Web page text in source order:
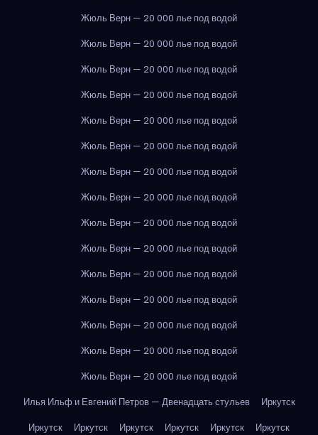
Жюль Верн — 20 000 лье под водой
Жюль Верн — 20 000 лье под водой
Жюль Верн — 20 000 лье под водой
Жюль Верн — 20 000 лье под водой
Жюль Верн — 20 000 лье под водой
Жюль Верн — 20 000 лье под водой
Жюль Верн — 20 000 лье под водой
Жюль Верн — 20 000 лье под водой
Жюль Верн — 20 000 лье под водой
Жюль Верн — 20 000 лье под водой
Жюль Верн — 20 000 лье под водой
Жюль Верн — 20 000 лье под водой
Жюль Верн — 20 000 лье под водой
Жюль Верн — 20 000 лье под водой
Жюль Верн — 20 000 лье под водой
Илья Ильф и Евгений Петров — Двенадцать стульев
Иркутск
Иркутск
Иркутск Иркутск Иркутск Иркутск
Иркутск